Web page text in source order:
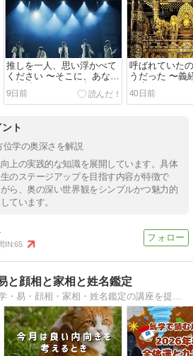
推しを一人、思い浮かべて
ください 〜そこに、あなた
の相性のかたちが映ってい
ます〜
9日前
呼ばれていた
うだった 〜義
の先にあった
の金色堂〜
40日前
ト
位学の奥深さを解説
上の実践的な知識を展開しています。具体
のステージアップを目指す内容が特徴で
ら、奥の深い世界観をシンプルかつ魅力的
ています。
IN:65
と顔相と家相と姓名鑑定
オンラインで学べる気学・易・顔相・家相・姓名鑑定の講座を提供しております。九星気学の話を中心に、時々、易と姓名判断の話も書いてます。